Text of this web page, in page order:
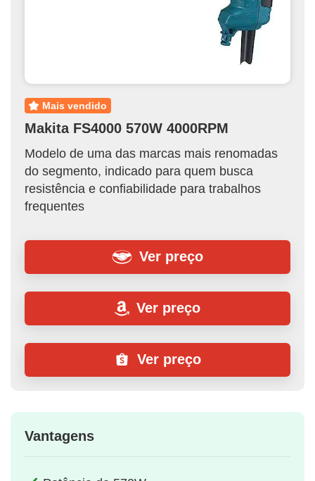
mais vendido
Makita FS4000 570W 4000RPM
Modelo de uma das marcas mais renomadas
do segmento, indicado para quem busca
resistência e confiabilidade para trabalhos
frequentes
Ver preço
Ver preço
Ver preço
Vantagens